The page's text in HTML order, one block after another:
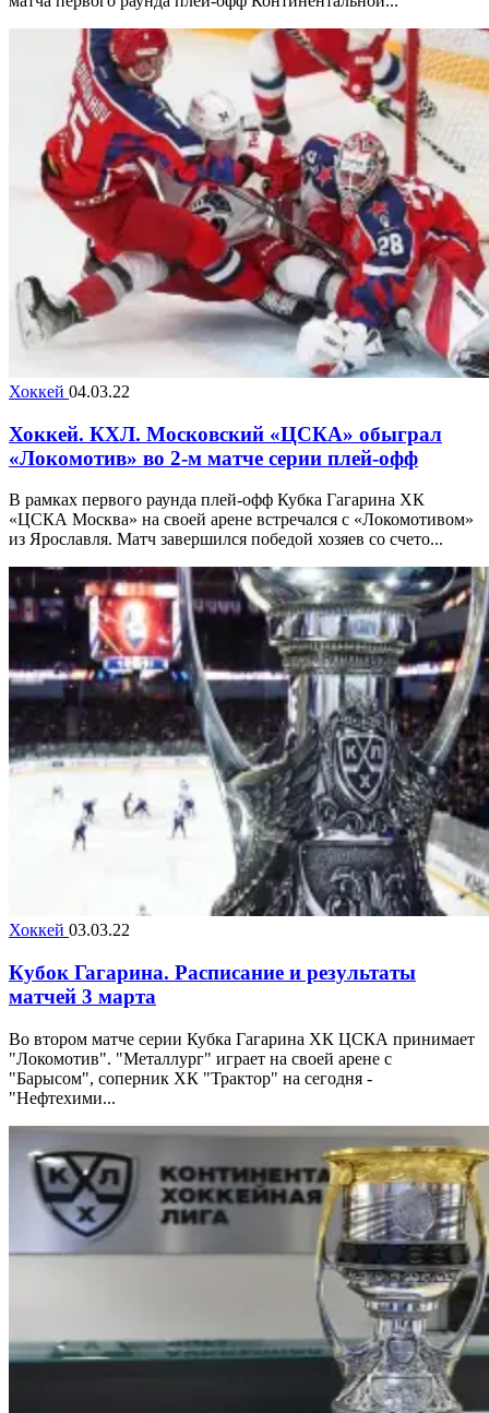
Хоккей 04.03.22
Хоккей. КХЛ. Московский «ЦСКА» обыграл
«Локомотив» во 2-м матче серии плей-офф
В рамках первого раунда плей-офф Кубка Гагарина ХК
«ЦСКА Москва» на своей арене встречался с «Локомотивом»
из Ярославля. Матч завершился победой хозяев со счето...
Хоккей 03.03.22
Кубок Гагарина. Расписание и результаты
матчей 3 марта
Во втором матче серии Кубка Гагарина ХК ЦСКА принимает
"Локомотив". "Металлург" играет на своей арене с
"Барысом", соперник ХК "Трактор" на сегодня -
"Нефтехими...